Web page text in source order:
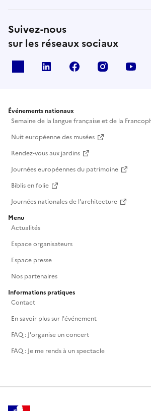
Suivez-nous
sur les réseaux sociaux
Linkedin Facebook Instagram
Événements nationaux
Semaine de la langue française et de la
Nuit européenne des musées
Rendez-vous aux jardins
Journées européennes du patrimoine
Biblis en folie
Journées nationales de l'architecture
Menu
Actualités
Espace organisateurs
Espace presse
Nos partenaires
Informations pratiques
Contact
En savoir plus sur l'événement
FAQ : J'organise un concert
FAQ : Je me rends à un spectacle